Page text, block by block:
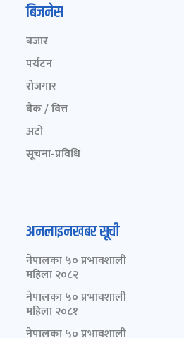
बिजनेस
बजार
पर्यटन
रोजगार
बैंक / वित्त
अटो
सूचना-प्रविधि
अनलाइनखबर सूची
नेपालका ५० प्रभावशाली
महिला २०८२
नेपालका ५० प्रभावशाली
महिला २०८१
नेपालका ५० प्रभावशाली